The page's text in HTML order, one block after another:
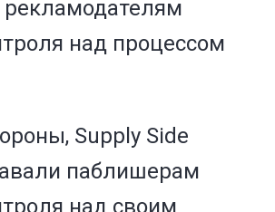
рекламодателям
над процессом
Supply Side
паблишерам
над своим